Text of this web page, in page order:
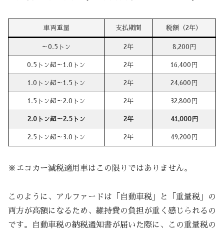
車両重量 支払期間 税額（2年）
～0.5トン 2年 8,200円
0.5トン超～1.0トン 2年 16,400円
1.0トン超～1.5トン 2年 24,600円
1.5トン超～2.0トン 2年 32,800円
2.0トン超～2.5トン 2年 41,000円
2.5トン超～3.0トン 2年 49,200円
※エコカー減税適用車はこの限りではありません。
このように、アルファードは「自動車税」と「重量税」の
両方が高額になるため、維持費の負担が重く感じられるの
です。自動車税の納税通知書が届いた際に、この重量税の